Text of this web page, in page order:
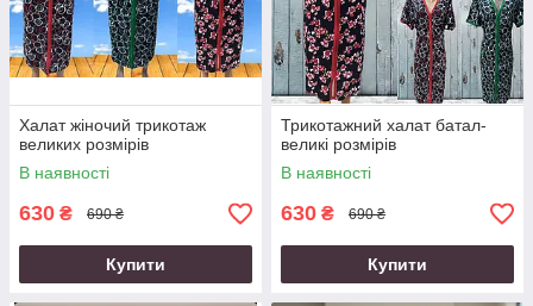
Халат жіночий трикотаж
великих розмірів
В наявності
630 ₴ 690 ₴
Купити
Трикотажний халат батал-
великі розмірів
В наявності
630 ₴ 690 ₴
Купити